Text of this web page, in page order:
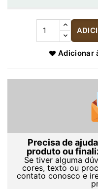
Adicionar
Precisa de
produto ou
Se tiver alguma
cores, texto ou
contato conosco e